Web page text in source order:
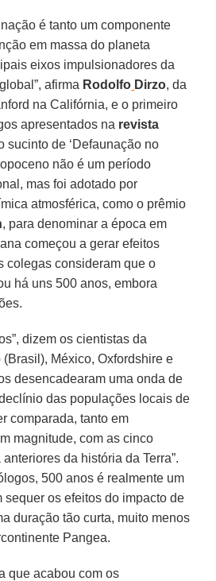
é tanto um componente
em massa do planeta
eixos impulsionadores da
afirma Rodolfo Dirzo, da
na Califórnia, e o primeiro
apresentados na revista
sucinto de ‘Defaunação no
não é um período
mas foi adotado por
atmosférica, como o prêmio
, para denominar a época em
começou a gerar efeitos
colegas consideram que o
há uns 500 anos, embora
dizem os cientistas da
México, Oxfordshire e
desencadearam uma onda de
das populações locais de
comparada, tanto em
magnitude, com as cinco
da história da Terra”.
500 anos é realmente um
sequer os efeitos do impacto de
duração tão curta, muito menos
Pangea.
que acabou com os